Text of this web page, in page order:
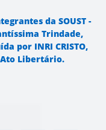
da SOUST -
Trindade,
por INRI CRISTO,
Libertário.